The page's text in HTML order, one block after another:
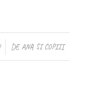
DE ANA SI COPIII